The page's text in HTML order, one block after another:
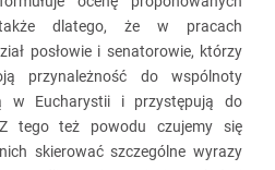
dlatego, że w pracach
posłowie i senatorowie, którzy
przynależność do wspólnoty
w Eucharystii i przystępują do
tego też powodu czujemy się
skierować szczególne wyrazy